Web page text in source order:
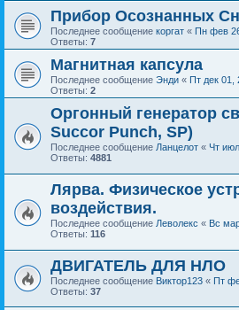
Прибор Осознанных
Последнее сообщение коргат « Пн фев
Ответы: 7
Магнитная капсула
Последнее сообщение Энди « Пт дек 01,
Ответы: 2
Оргонный генератор
Succor Punch, SP)
Последнее сообщение Ланцелот « Чт
Ответы: 4881
Лярва. Физическое
воздействия.
Последнее сообщение Леволекс « Вс
Ответы: 116
ДВИГАТЕЛЬ ДЛЯ НЛО
Последнее сообщение Виктор123 « Пт
Ответы: 37